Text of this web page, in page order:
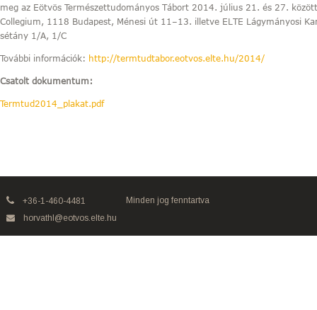
meg az Eötvös Természettudományos Tábort 2014. július 21. és 27.
Collegium, 1118 Budapest, Ménesi út 11–13. illetve ELTE Lágymányosi
sétány 1/A, 1/C
További információk: http://termtudtabor.eotvos.elte.hu/2014/
Csatolt dokumentum:
Termtud2014_plakat.pdf
+36-1-460-4481
horvathl@eotvos.elte.hu
Minden jog fenntartva